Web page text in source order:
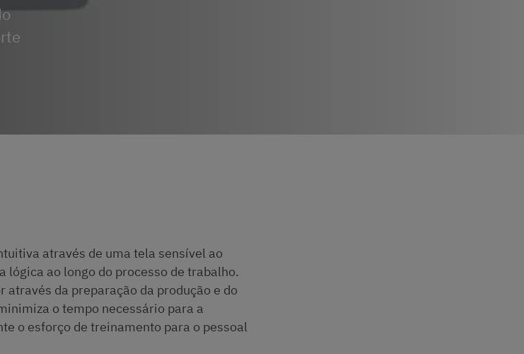
através de uma tela sensível ao
lógica ao longo do processo de trabalho.
da preparação da produção e do
o tempo necessário para a
o esforço de treinamento para o pessoal